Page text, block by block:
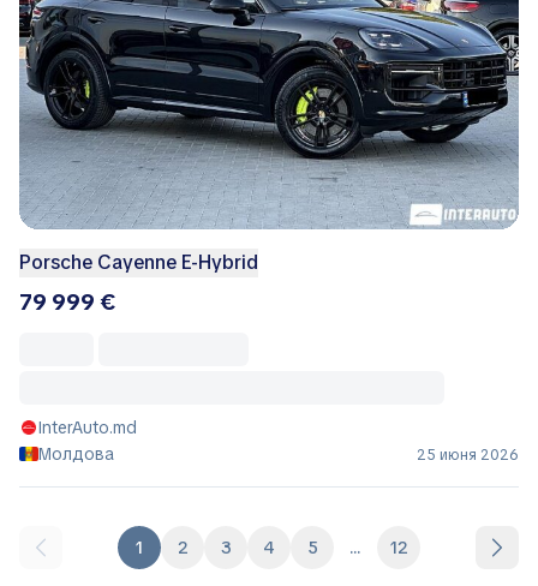
Porsche Cayenne E-Hybrid
79 999 €
InterAuto.md
Молдова
25 июня 2026
1 2 3 4 5 ... 12